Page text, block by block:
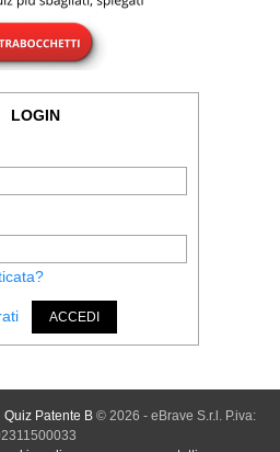
LOGIN
ACCEDI
Quiz Patente B© 2026 - eBrave S.r.l. P.iva: